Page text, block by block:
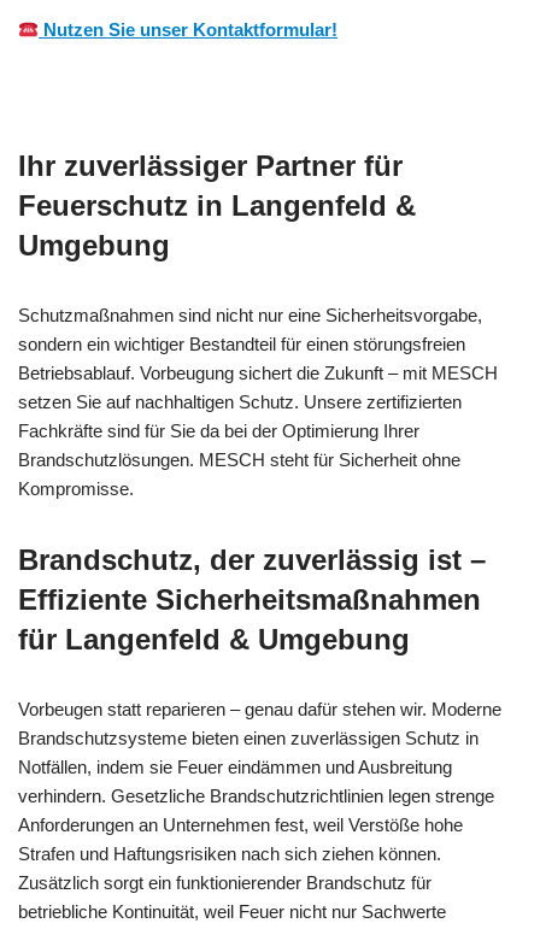
Nutzen Sie unser Kontaktformular!
Ihr zuverlässiger Partner für
Feuerschutz in Langenfeld &
Umgebung
Schutzmaßnahmen sind nicht nur eine Sicherheitsvorgabe,
sondern ein wichtiger Bestandteil für einen störungsfreien
Betriebsablauf. Vorbeugung sichert die Zukunft – mit MESCH
setzen Sie auf nachhaltigen Schutz. Unsere zertifizierten
Fachkräfte sind für Sie da bei der Optimierung Ihrer
Brandschutzlösungen. MESCH steht für Sicherheit ohne
Kompromisse.
Brandschutz, der zuverlässig ist –
Effiziente Sicherheitsmaßnahmen
für Langenfeld & Umgebung
Vorbeugen statt reparieren – genau dafür stehen wir. Moderne
Brandschutzsysteme bieten einen zuverlässigen Schutz in
Notfällen, indem sie Feuer eindämmen und Ausbreitung
verhindern. Gesetzliche Brandschutzrichtlinien legen strenge
Anforderungen an Unternehmen fest, weil Verstöße hohe
Strafen und Haftungsrisiken nach sich ziehen können.
Zusätzlich sorgt ein funktionierender Brandschutz für
betriebliche Kontinuität, weil Feuer nicht nur Sachwerte